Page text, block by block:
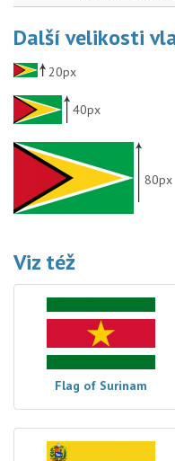
Další velikosti
20px
40px
80px
Viz též
Flag of Surinam